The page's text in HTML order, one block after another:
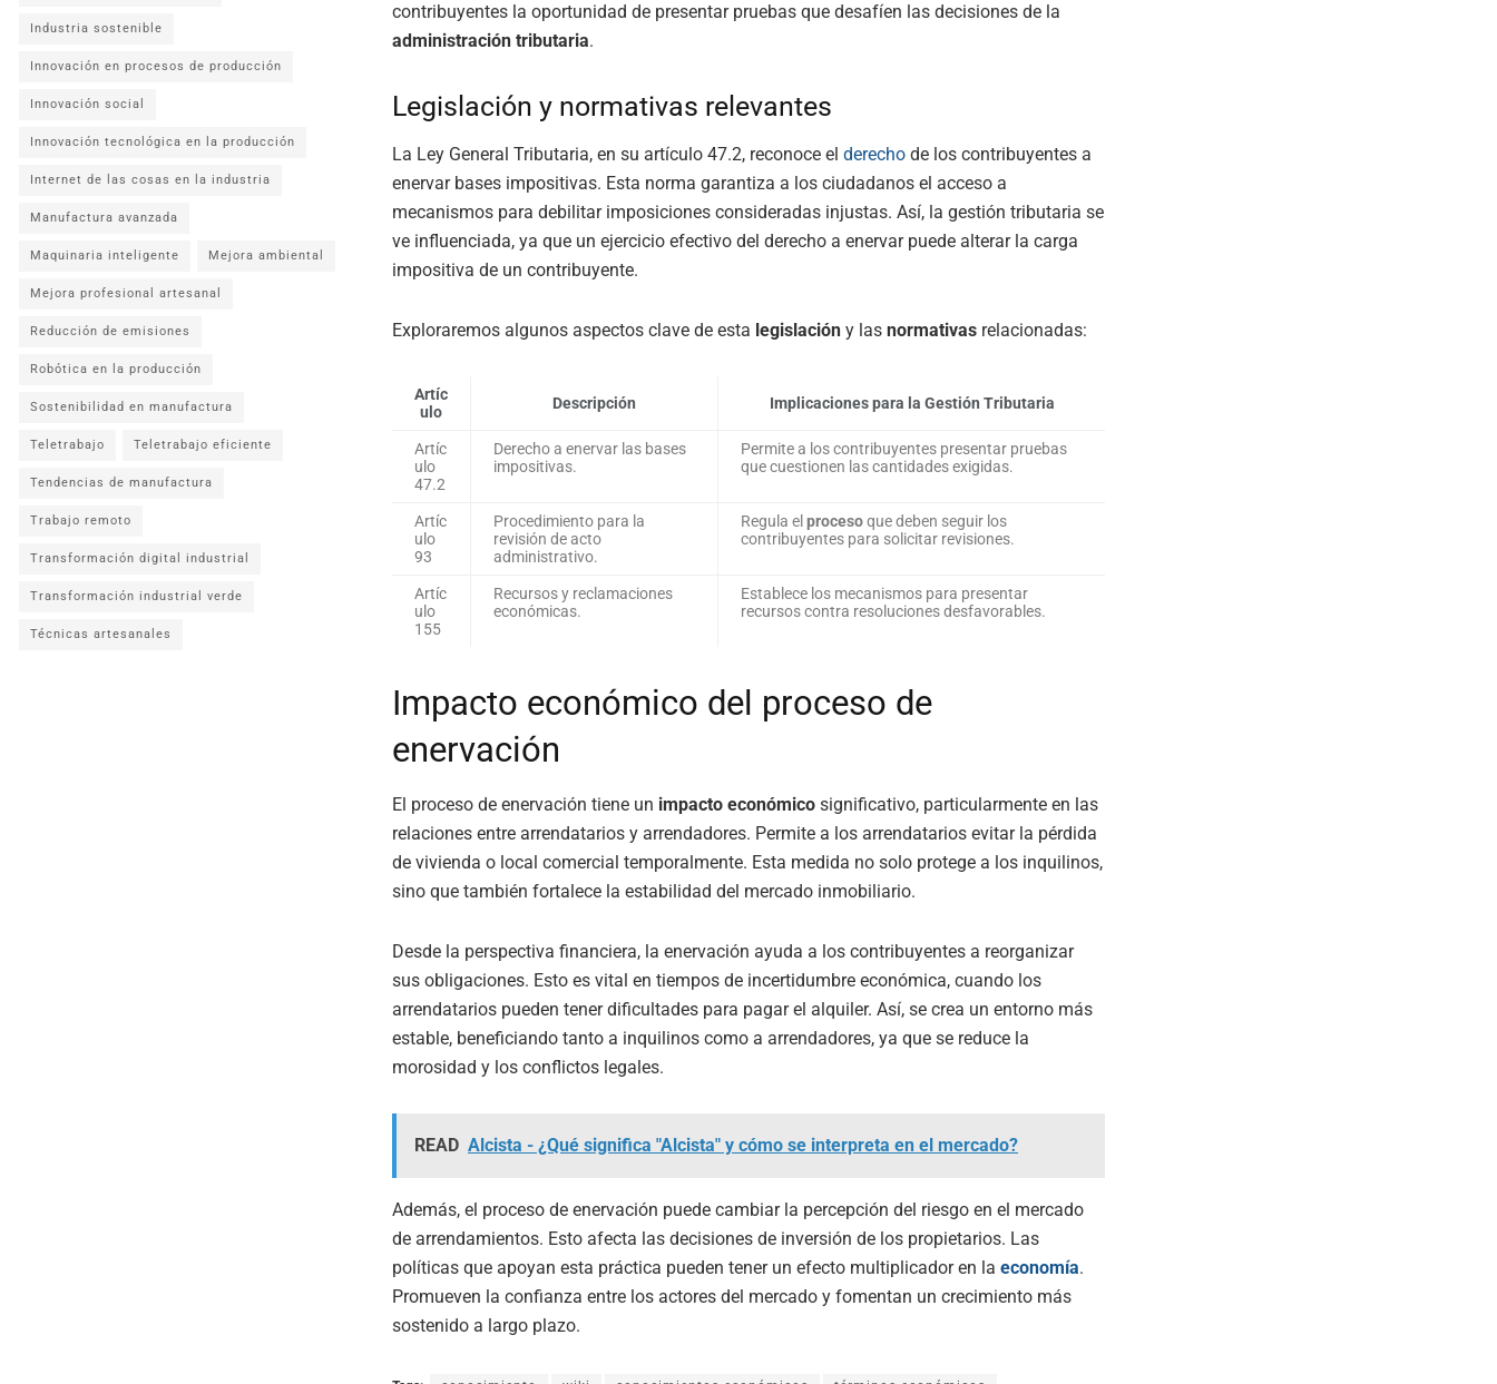
contribuyentes la oportunidad de presentar pruebas que desafíen las decisiones de la
administración tributaria.
Legislación y normativas relevantes
La Ley General Tributaria, en su artículo 47.2, reconoce el derecho de los contribuyentes a
enervar bases impositivas. Esta norma garantiza a los ciudadanos el acceso a
mecanismos para debilitar imposiciones consideradas injustas. Así, la gestión tributaria se
ve influenciada, ya que un ejercicio efectivo del derecho a enervar puede alterar la carga
impositiva de un contribuyente.
Exploraremos algunos aspectos clave de esta legislación y las normativas relacionadas:
Artíc
ulo
Descripción Implicaciones para la Gestión Tributaria
Artíc
ulo
47.2
Derecho a enervar las bases
impositivas.
Permite a los contribuyentes presentar pruebas
que cuestionen las cantidades exigidas.
Artíc
ulo
93
Procedimiento para la
revisión de acto
administrativo.
Regula el procesoque deben seguir los
contribuyentes para solicitar revisiones.
Artíc
ulo
155
Recursos y reclamaciones
económicas.
Establece los mecanismos para presentar
recursos contra resoluciones desfavorables.
Impacto económico del proceso de
enervación
El proceso de enervación tiene un impacto económico significativo, particularmente en las
relaciones entre arrendatarios y arrendadores. Permite a los arrendatarios evitar la pérdida
de vivienda o local comercial temporalmente. Esta medida no solo protege a los inquilinos,
sino que también fortalece la estabilidad del mercado inmobiliario.
Desde la perspectiva financiera, la enervación ayuda a los contribuyentes a reorganizar
sus obligaciones. Esto es vital en tiempos de incertidumbre económica, cuando los
arrendatarios pueden tener dificultades para pagar el alquiler. Así, se crea un entorno más
estable, beneficiando tanto a inquilinos como a arrendadores, ya que se reduce la
morosidad y los conflictos legales.
READ Alcista - ¿Qué significa "Alcista" y cómo se interpreta en el mercado?
Además, el proceso de enervación puede cambiar la percepción del riesgo en el mercado
de arrendamientos. Esto afecta las decisiones de inversión de los propietarios. Las
políticas que apoyan esta práctica pueden tener un efecto multiplicador en la economía.
Promueven la confianza entre los actores del mercado y fomentan un crecimiento más
sostenido a largo plazo.
Industria sostenible
Innovación en procesos de producción
Innovación social
Innovación tecnológica en la producción
Internet de las cosas en la industria
Manufactura avanzada
Maquinaria inteligente Mejora ambiental
Mejora profesional artesanal
Reducción de emisiones
Robótica en la producción
Sostenibilidad en manufactura
Teletrabajo Teletrabajo eficiente
Tendencias de manufactura
Trabajo remoto
Transformación digital industrial
Transformación industrial verde
Técnicas artesanales